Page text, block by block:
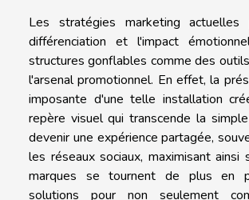
Les stratégies marketing actuelles
différenciation et l'impact
structures gonflables comme des
l'arsenal promotionnel. En effet, la
imposante d'une telle installation
repère visuel qui transcende la
devenir une expérience partagée,
les réseaux sociaux, maximisant ainsi
marques se tournent de plus en
solutions pour non seulement